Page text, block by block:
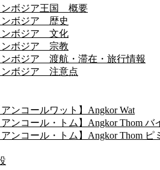
ンボジア王国 概要
ンボジア 歴史
ンボジア 文化
ンボジア 宗教
ンボジア 渡航・滞在・旅行情報
ンボジア 注意点
アンコールワット】Angkor Wat
アンコール・トム】Angkor Thom
アンコール・トム】Angkor Thom